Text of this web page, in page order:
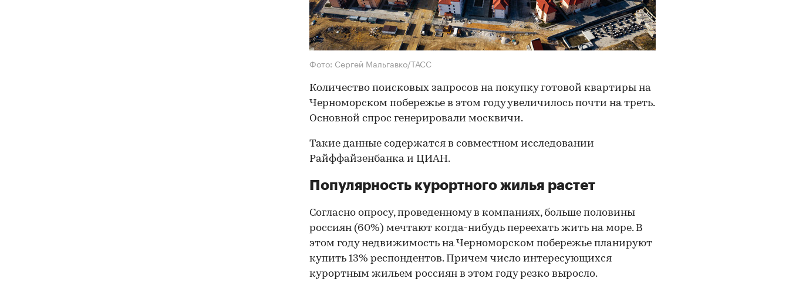
Фото: Сергей Мальгавко/ТАСС
Количество поисковых запросов на покупку готовой квартиры на
Черноморском побережье в этом году увеличилось почти на треть.
Основной спрос генерировали москвичи.
Такие данные содержатся в совместном исследовании
Райффайзенбанка и ЦИАН.
Популярность курортного жилья растет
Согласно опросу, проведенному в компаниях, больше половины
россиян (60%) мечтают когда-нибудь переехать жить на море. В
этом году недвижимость на Черноморском побережье планируют
купить 13% респондентов. Причем число интересующихся
курортным жильем россиян в этом году резко выросло.